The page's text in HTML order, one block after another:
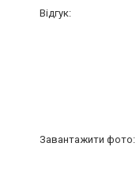
Відгук:
Завантажити фото: